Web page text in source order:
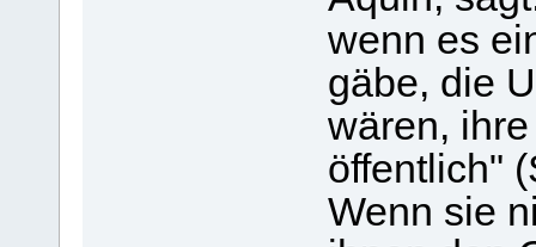
wenn es
gäbe, die
wären,
öffentlich"
Wenn sie